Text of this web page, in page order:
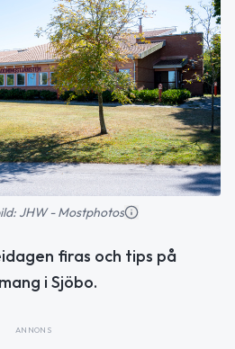
JHW - Mostphotos
firas och tips på
i Sjöbo.
ANNONS